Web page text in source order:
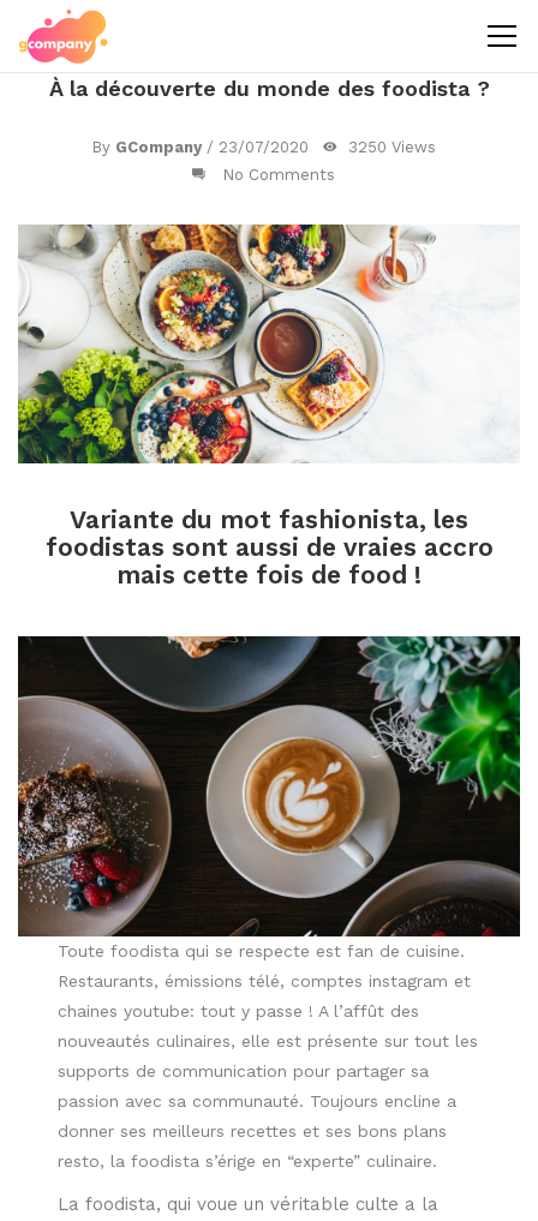
À la découverte du monde des foodista ?
By GCompany / 23/07/2020
3250 Views
No Comments
Variante du mot fashionista, les
foodistas sont aussi de vraies accro
mais cette fois de food !
Toute foodista qui se respecte est fan de cuisine.
Restaurants, émissions télé, comptes instagram et
chaines youtube: tout y passe ! A l’affût des
nouveautés culinaires, elle est présente sur tout les
supports de communication pour partager sa
passion avec sa communauté. Toujours encline a
donner ses meilleurs recettes et ses bons plans
resto, la foodista s’érige en “experte” culinaire.
La foodista, qui voue un véritable culte a la